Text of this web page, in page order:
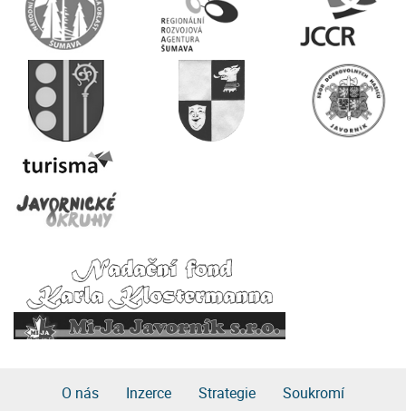
O nás Inzerce Strategie
Soukromí